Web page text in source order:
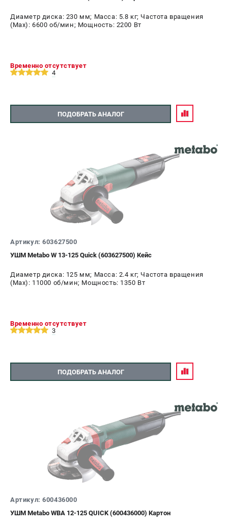
Диаметр диска: 230 мм; Масса: 5.8 кг; Частота вращения
(Max): 6600 об/мин; Мощность: 2200 Вт
Временно отсутствует
4
ПОДОБРАТЬ АНАЛОГ
Артикул: 603627500
УШМ Metabo W 13-125 Quick (603627500) Кейс
Диаметр диска: 125 мм; Масса: 2.4 кг; Частота вращения
(Max): 11000 об/мин; Мощность: 1350 Вт
Временно отсутствует
3
ПОДОБРАТЬ АНАЛОГ
Артикул: 600436000
УШМ Metabo WBA 12-125 QUICK (600436000) Картон